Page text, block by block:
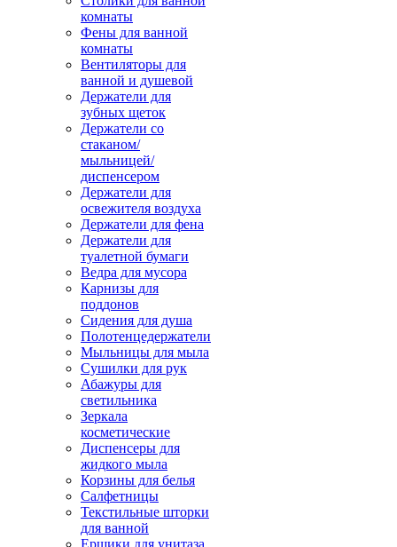
комнаты
Фены для ванной
комнаты
Вентиляторы для
ванной и душевой
Держатели для
зубных щеток
Держатели со
стаканом/
мыльницей/
диспенсером
Держатели для
освежителя воздуха
Держатели для фена
Держатели для
туалетной бумаги
Ведра для мусора
Карнизы для
поддонов
Сидения для душа
Полотенцедержатели
Мыльницы для мыла
Сушилки для рук
Абажуры для
светильника
Зеркала
косметические
Диспенсеры для
жидкого мыла
Корзины для белья
Салфетницы
Текстильные шторки
для ванной
Ершики для унитаза